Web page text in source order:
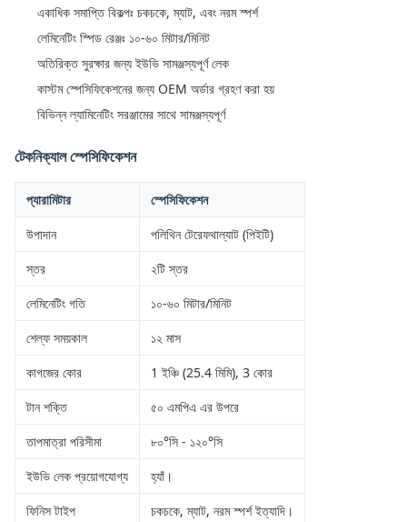
একাধিক সমাপ্তি বিকল্পঃ চকচকে, ম্যাট, এবং নরম স্পর্শ
লেমিনেটিং স্পিড রেঞ্জঃ ১০-৬০ মিটার/মিনিট
অতিরিক্ত সুরক্ষার জন্য ইউভি সামঞ্জস্যপূর্ণ লেক
কাস্টম স্পেসিফিকেশনের জন্য OEM অর্ডার গ্রহণ করা হয়
বিভিন্ন ল্যামিনেটিং সরঞ্জামের সাথে সামঞ্জস্যপূর্ণ
টেকনিক্যাল স্পেসিফিকেশন
প্যারামিটার
স্পেসিফিকেশন
উপাদান
পলিথিন টেরেফথাল্যাট (পিইটি)
স্তর
২টি স্তর
লেমিনেটিং গতি
১০-৬০ মিটার/মিনিট
শেল্ফ সময়কাল
১২ মাস
কাগজের কোর
1 ইঞ্চি (25.4 মিমি), 3 কোর
টান শক্তি
৫০ এমপিএ এর উপরে
তাপমাত্রা পরিসীমা
৮০°সি - ১২০°সি
ইউভি লেক প্রয়োগযোগ্য
হ্যাঁ।
ফিনিস টাইপ
চকচকে, ম্যাট, নরম স্পর্শ ইত্যাদি।